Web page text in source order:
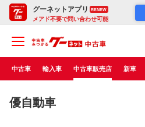
グーネットアプリ RENEW
メアド不要で問い合わせ可能
中古車 輸入車 中古車販売店 新車
優自動車